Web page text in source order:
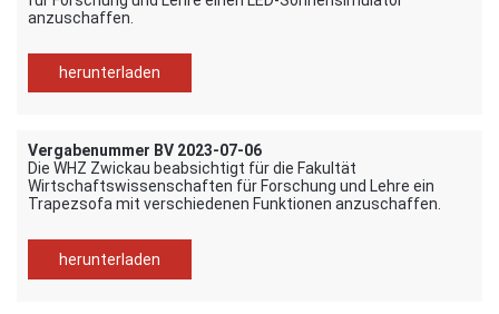
anzuschaffen.
herunterladen
Vergabenummer BV 2023-07-06
Die WHZ Zwickau beabsichtigt für die Fakultät
Wirtschaftswissenschaften für Forschung und Lehre ein
Trapezsofa mit verschiedenen Funktionen anzuschaffen.
herunterladen